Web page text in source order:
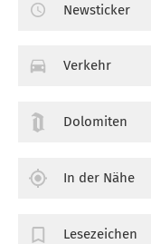
Newsticker
Verkehr
Dolomiten
In der Nähe
Lesezeichen